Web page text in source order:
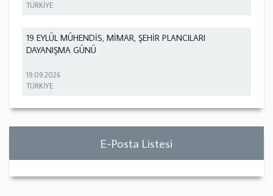
TÜRKİYE
19 EYLÜL MÜHENDİS, MİMAR, ŞEHİR PLANCILARI
DAYANIŞMA GÜNÜ
19.09.2026
TÜRKİYE
E-Posta Listesi